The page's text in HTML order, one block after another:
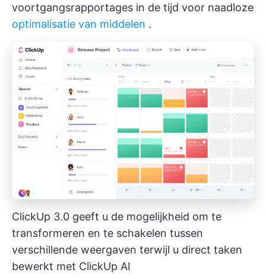
voortgangsrapportages in de tijd voor naadloze
optimalisatie van middelen .
ClickUp 3.0 geeft u de mogelijkheid om te
transformeren en te schakelen tussen
verschillende weergaven terwijl u direct taken
bewerkt met ClickUp AI